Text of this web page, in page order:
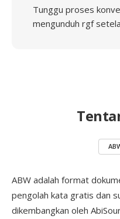
Tunggu proses
mengunduh rgf
ABW adalah format
pengolah kata gratis dan
dikembangkan oleh